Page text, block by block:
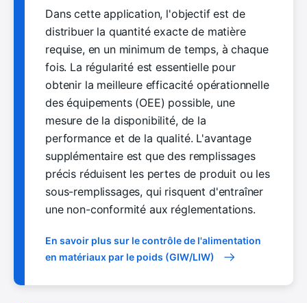
Dans cette application, l'objectif est de
distribuer la quantité exacte de matière
requise, en un minimum de temps, à chaque
fois. La régularité est essentielle pour
obtenir la meilleure efficacité opérationnelle
des équipements (OEE) possible, une
mesure de la disponibilité, de la
performance et de la qualité. L'avantage
supplémentaire est que des remplissages
précis réduisent les pertes de produit ou les
sous-remplissages, qui risquent d'entraîner
une non-conformité aux réglementations.
En savoir plus sur le contrôle de l'alimentation
en matériaux par le poids (GIW/LIW)